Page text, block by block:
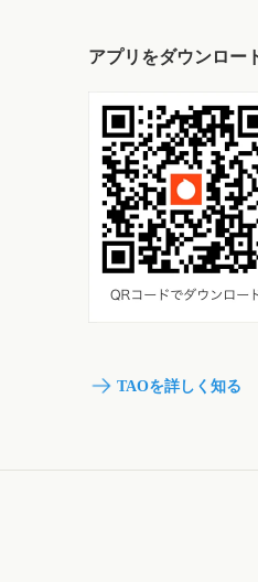
アプリをダウンロー
TAOを詳しく知る